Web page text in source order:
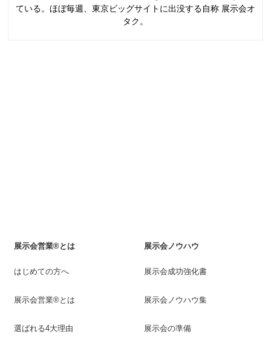
ている。ほぼ毎週、東京ビッグサイトに出没する自称 展示会オ
タク。
展示会営業®とは
はじめての方へ
展示会営業®とは
選ばれる4大理由
展示会ノウハウ
展示会成功強化書
展示会ノウハウ集
展示会の準備